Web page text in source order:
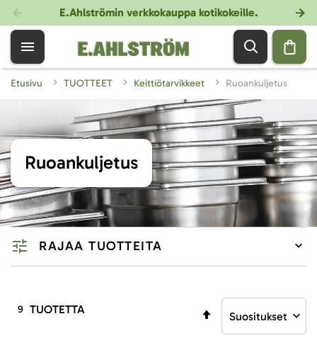
E.Ahlströmin verkkokauppa kotikokeille.
Etusivu TUOTTEET Keittiötarvikkeet Ruoankuljetus
Ruoankuljetus
9 TUOTETTA
Aseta
RAJAA TUOTTEITA